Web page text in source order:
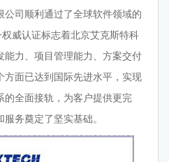
司顺利通过了全球软件领域的
威认证标志着北京艾克斯特科
力、项目管理能力、方案交付
面已达到国际先进水平，实现
全面接轨，为客户提供更完
务奠定了坚实基础。